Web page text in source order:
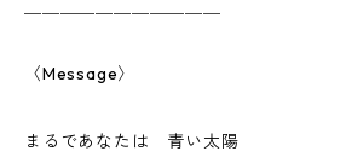
〈Message〉
まるであなたは 青い太陽